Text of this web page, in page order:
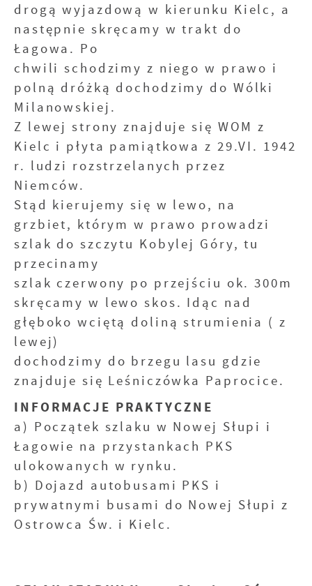
drogą wyjazdową w kierunku Kielc, a
następnie skręcamy w trakt do
Łagowa. Po
chwili schodzimy z niego w prawo i
polną dróżką dochodzimy do Wólki
Milanowskiej.
Z lewej strony znajduje się WOM z
Kielc i płyta pamiątkowa z 29.VI. 1942
r. ludzi rozstrzelanych przez
Niemców.
Stąd kierujemy się w lewo, na
grzbiet, którym w prawo prowadzi
szlak do szczytu Kobylej Góry, tu
przecinamy
szlak czerwony po przejściu ok. 300m
skręcamy w lewo skos. Idąc nad
głęboko wciętą doliną strumienia ( z
lewej)
dochodzimy do brzegu lasu gdzie
znajduje się Leśniczówka Paprocice.
INFORMACJE PRAKTYCZNE
a) Początek szlaku w Nowej Słupi i
Łagowie na przystankach PKS
ulokowanych w rynku.
b) Dojazd autobusami PKS i
prywatnymi busami do Nowej Słupi z
Ostrowca Św. i Kielc.